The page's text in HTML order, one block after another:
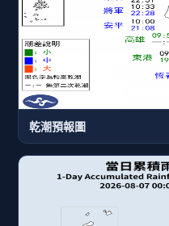
乾潮預報圖